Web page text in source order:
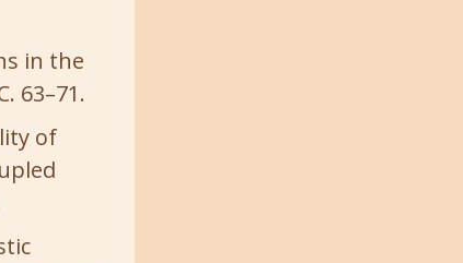
in the
63–71.
of